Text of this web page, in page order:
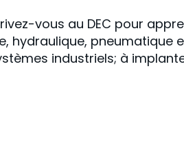
vous au DEC pour
hydraulique, pneumatique
industriels; à